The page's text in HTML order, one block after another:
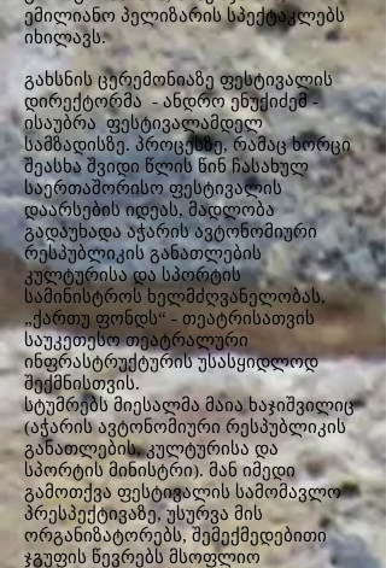
ემილიანო პელიზარის სპექტაკლებს
იხილავს.
გახსნის ცერემონიაზე ფესტივალის
დირექტორმა - ანდრო ენუქიძემ -
ისაუბრა ფესტივალამდელ
სამზადისზე. პროცესზე, რამაც ხორცი
შეასხა შვიდი წლის წინ ჩასახულ
საერთაშორისო ფესტივალის
დაარსების იდეას, მადლობა
გადაუხადა აჭარის ავტონომიური
რესპუბლიკის განათლების
კულტურისა და სპორტის
სამინისტროს ხელმძღვანელობას,
„ქართუ ფონდს“ - თეატრისათვის
საუკეთესო თეატრალური
ინფრასტრუქტურის უსასყიდლოდ
შექმნისთვის.
სტუმრებს მიესალმა მაია ხაჯიშვილიც
(აჭარის ავტონომიური რესპუბლიკის
განათლების, კულტურისა და
სპორტის მინისტრი). მან იმედი
გამოთქვა ფესტივალის სამომავლო
პრესპექტივაზე, უსურვა მის
ორგანიზატორებს, შემექმედებითი
ჯგუფის წევრებს მსოფლიო